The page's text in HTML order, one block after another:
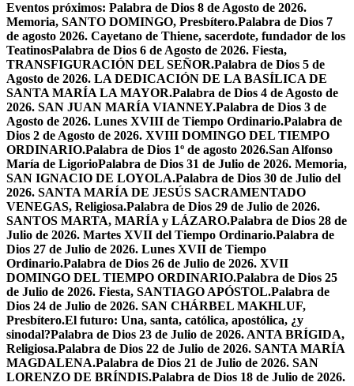
Eventos próximos: Palabra de Dios 8 de Agosto de 2026.
Memoria, SANTO DOMINGO, Presbítero.Palabra de Dios 7
de agosto 2026. Cayetano de Thiene, sacerdote, fundador de los
TeatinosPalabra de Dios 6 de Agosto de 2026. Fiesta,
TRANSFIGURACIÓN DEL SEÑOR.Palabra de Dios 5 de
Agosto de 2026. LA DEDICACIÓN DE LA BASÍLICA DE
SANTA MARÍA LA MAYOR.Palabra de Dios 4 de Agosto de
2026. SAN JUAN MARÍA VIANNEY.Palabra de Dios 3 de
Agosto de 2026. Lunes XVIII de Tiempo Ordinario.Palabra de
Dios 2 de Agosto de 2026. XVIII DOMINGO DEL TIEMPO
ORDINARIO.Palabra de Dios 1º de agosto 2026.San Alfonso
María de LigorioPalabra de Dios 31 de Julio de 2026. Memoria,
SAN IGNACIO DE LOYOLA.Palabra de Dios 30 de Julio del
2026. SANTA MARÍA DE JESÚS SACRAMENTADO
VENEGAS, Religiosa.Palabra de Dios 29 de Julio de 2026.
SANTOS MARTA, MARÍA y LÁZARO.Palabra de Dios 28 de
Julio de 2026. Martes XVII del Tiempo Ordinario.Palabra de
Dios 27 de Julio de 2026. Lunes XVII de Tiempo
Ordinario.Palabra de Dios 26 de Julio de 2026. XVII
DOMINGO DEL TIEMPO ORDINARIO.Palabra de Dios 25
de Julio de 2026. Fiesta, SANTIAGO APÓSTOL.Palabra de
Dios 24 de Julio de 2026. SAN CHÁRBEL MAKHLUF,
Presbítero.El futuro: Una, santa, católica, apostólica, ¿y
sinodal?Palabra de Dios 23 de Julio de 2026. ANTA BRÍGIDA,
Religiosa.Palabra de Dios 22 de Julio de 2026. SANTA MARÍA
MAGDALENA.Palabra de Dios 21 de Julio de 2026. SAN
LORENZO DE BRÍNDIS.Palabra de Dios 18 de Julio de 2026.